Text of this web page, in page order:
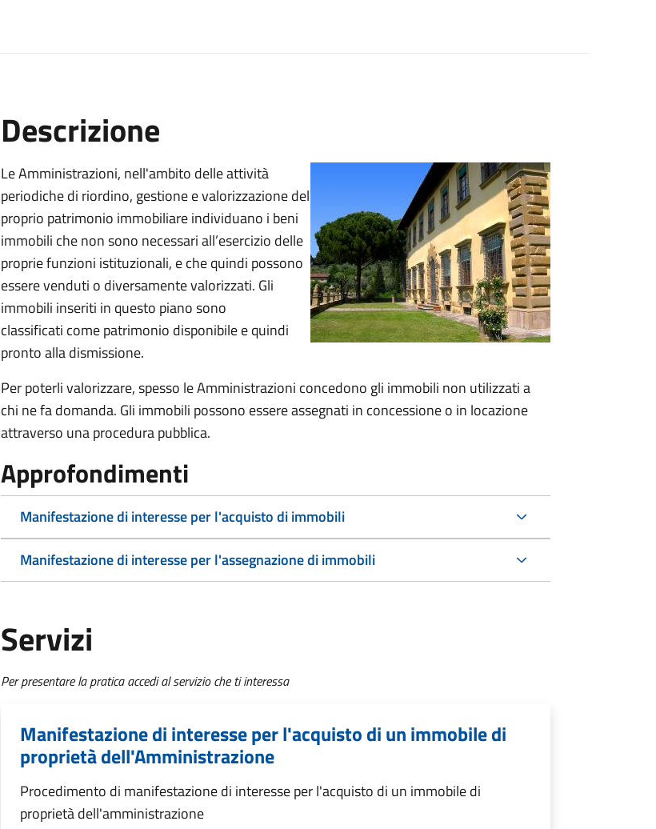
Descrizione
Le Amministrazioni, nell'ambito delle attività
periodiche di riordino, gestione e valorizzazione del
proprio patrimonio immobiliare individuano i beni
immobili che non sono necessari all’esercizio delle
proprie funzioni istituzionali, e che quindi possono
essere venduti o diversamente valorizzati. Gli
immobili inseriti in questo piano sono
classificati come patrimonio disponibile e quindi
pronto alla dismissione.
Per poterli valorizzare, spesso le Amministrazioni concedono gli immobili non utilizzati a
chi ne fa domanda. Gli immobili possono essere assegnati in concessione o in locazione
attraverso una procedura pubblica.
Approfondimenti
Manifestazione di interesse per l'acquisto di immobili
Manifestazione di interesse per l'assegnazione di immobili
Servizi
Per presentare la pratica accedi al servizio che ti interessa
Manifestazione di interesse per l'acquisto di un immobile di
proprietà dell'Amministrazione
Procedimento di manifestazione di interesse per l'acquisto di un immobile di
proprietà dell'amministrazione